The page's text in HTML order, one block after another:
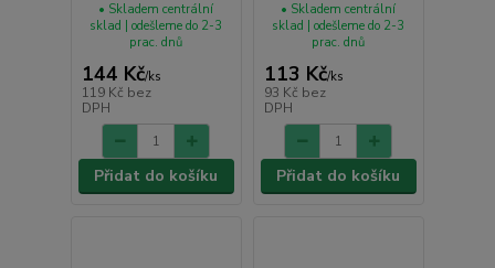
144 Kč/ks
119 Kč bez
DPH
• Skladem centrální
sklad | odešleme do 2-3
prac. dnů
Přidat do košíku
113 Kč/ks
93 Kč bez
DPH
• Skladem centrální
sklad | odešleme do 2-3
prac. dnů
Přidat do košíku